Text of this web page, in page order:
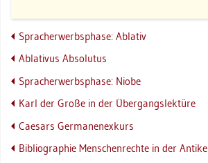
Sprach­er­werbs­pha­se: Ab­la­tiv
Ab­la­ti­vus Ab­so­lu­tus
Sprach­er­werbs­pha­se: Niobe
Karl der Große in der Über­gangs­lek­tü­re
Cae­sars Ger­ma­nen­ex­kurs
Bi­blio­gra­phie Men­schen­rech­te in der An­ti­ke